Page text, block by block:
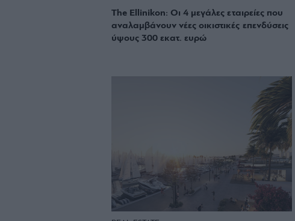
The Ellinikon: Οι 4 μεγάλες εταιρείες που
αναλαμβάνουν νέες οικιστικές επενδύσεις
ύψους 300 εκατ. ευρώ